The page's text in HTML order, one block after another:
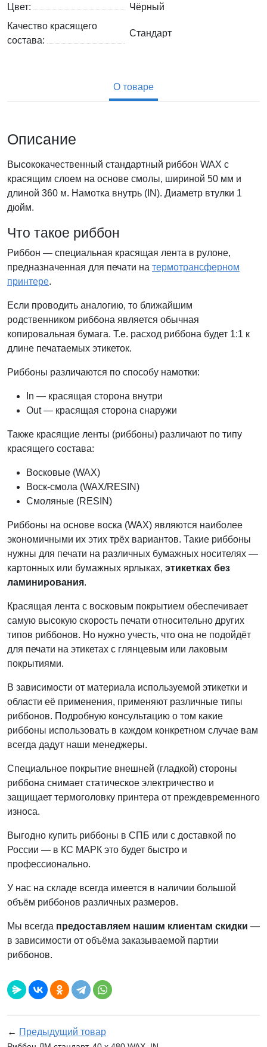
Цвет:
Чёрный
Качество красящего
состава:
Стандарт
О товаре
Описание
Высококачественный стандартный риббон WAX с
красящим слоем на основе смолы, шириной 50 мм и
длиной 360 м. Намотка внутрь (IN). Диаметр втулки 1
дюйм.
Что такое риббон
Риббон — специальная красящая лента в рулоне,
предназначенная для печати на термотрансферном
принтере.
Если проводить аналогию, то ближайшим
родственником риббона является обычная
копировальная бумага. Т.е. расход риббона будет 1:1 к
длине печатаемых этикеток.
Риббоны различаются по способу намотки:
In — красящая сторона внутри
Out — красящая сторона снаружи
Также красящие ленты (риббоны) различают по типу
красящего состава:
Восковые (WAX)
Воск-смола (WAX/RESIN)
Смоляные (RESIN)
Риббоны на основе воска (WAX) являются наиболее
экономичными их этих трёх вариантов. Такие риббоны
нужны для печати на различных бумажных носителях —
картонных или бумажных ярлыках, этикетках без
ламинирования.
Красящая лента с восковым покрытием обеспечивает
самую высокую скорость печати относительно других
типов риббонов. Но нужно учесть, что она не подойдёт
для печати на этикетах с глянцевым или лаковым
покрытиями.
В зависимости от материала используемой этикетки и
области её применения, применяют различные типы
риббонов. Подробную консультацию о том какие
риббоны использовать в каждом конкретном случае вам
всегда дадут наши менеджеры.
Специальное покрытие внешней (гладкой) стороны
риббона снимает статическое электричество и
защищает термоголовку принтера от преждевременного
износа.
Выгодно купить риббоны в СПБ или с доставкой по
России — в КС МАРК это будет быстро и
профессионально.
У нас на складе всегда имеется в наличии большой
объём риббонов различных размеров.
Мы всегда предоставляем нашим клиентам скидки —
в зависимости от объёма заказываемой партии
риббонов.
← Предыдущий товар